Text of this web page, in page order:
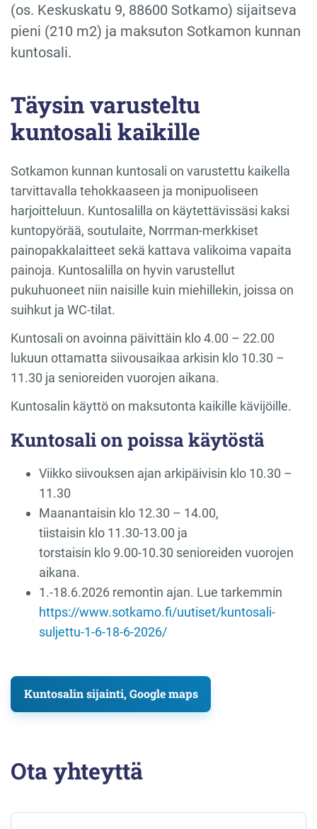
(os. Keskuskatu 9, 88600 Sotkamo) sijaitseva
pieni (210 m2) ja maksuton Sotkamon kunnan
kuntosali.
Täysin varusteltu
kuntosali kaikille
Sotkamon kunnan kuntosali on varustettu kaikella
tarvittavalla tehokkaaseen ja monipuoliseen
harjoitteluun. Kuntosalilla on käytettävissäsi kaksi
kuntopyörää, soutulaite, Norrman-merkkiset
painopakkalaitteet sekä kattava valikoima vapaita
painoja. Kuntosalilla on hyvin varustellut
pukuhuoneet niin naisille kuin miehillekin, joissa on
suihkut ja WC-tilat.
Kuntosali on avoinna päivittäin klo 4.00 – 22.00
lukuun ottamatta siivousaikaa arkisin klo 10.30 –
11.30 ja senioreiden vuorojen aikana.
Kuntosalin käyttö on maksutonta kaikille kävijöille.
Kuntosali on poissa käytöstä
Viikko siivouksen ajan arkipäivisin klo 10.30 –
11.30
Maanantaisin klo 12.30 – 14.00,
tiistaisin klo 11.30-13.00 ja
torstaisin klo 9.00-10.30 senioreiden vuorojen
aikana.
1.-18.6.2026 remontin ajan. Lue tarkemmin
https://www.sotkamo.fi/uutiset/kuntosali-
suljettu-1-6-18-6-2026/
Kuntosalin sijainti, Google maps
Ota yhteyttä